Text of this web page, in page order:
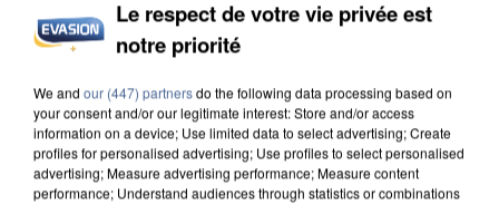
INTERPELLÉ EN ALGÉRIE
Le respect de votre vie privée est
notre priorité
We and our (447) partnersdo the following data processing based on
your consent and/or our legitimate interest: Store and/or access
information on a device; Use limited data to select advertising; Create
profiles for personalised advertising; Use profiles to select personalised
advertising; Measure advertising performance; Measure content
performance; Understand audiences through statistics or combinations